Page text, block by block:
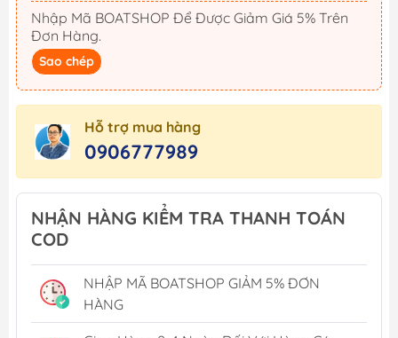
Nhập Mã BOATSHOP Để Được Giảm Giá 5% Trên
Đơn Hàng.
Sao chép
Hỗ trợ mua hàng
0906777989
NHẬN HÀNG KIỂM TRA THANH TOÁN
COD
NHẬP MÃ BOATSHOP GIẢM 5% ĐƠN
HÀNG